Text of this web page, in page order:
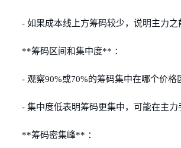
- 如果成本线上方筹码较少，说明主力之
**筹码区间和集中度** ：
- 观察90%或70%的筹码集中在哪个价格
- 集中度低表明筹码更集中，可能在主力
**筹码密集峰** ：